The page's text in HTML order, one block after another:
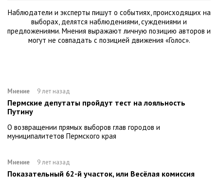
Наблюдатели и эксперты пишут о событиях, происходящих на
выборах, делятся наблюдениями, суждениями и
предложениями. Мнения выражают личную позицию авторов и
могут не совпадать с позицией движения «Голос».
Мнение 9 лет назад
Пермские депутаты пройдут тест на лояльность
Путину
О возвращении прямых выборов глав городов и
муниципалитетов Пермского края
Мнение 9 лет назад
Показательный 62-й участок, или Весёлая комиссия